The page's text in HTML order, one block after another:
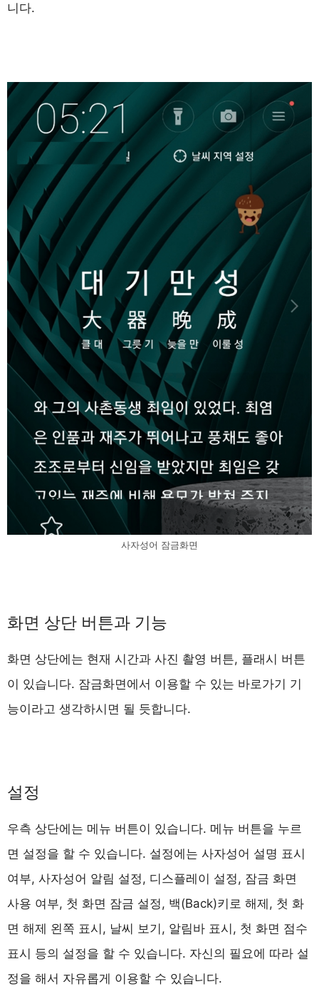
니다.
사자성어 잠금화면
화면 상단 버튼과 기능
화면 상단에는 현재 시간과 사진 촬영 버튼, 플래시 버튼
이 있습니다. 잠금화면에서 이용할 수 있는 바로가기 기
능이라고 생각하시면 될 듯합니다.
설정
우측 상단에는 메뉴 버튼이 있습니다. 메뉴 버튼을 누르
면 설정을 할 수 있습니다. 설정에는 사자성어 설명 표시
여부, 사자성어 알림 설정, 디스플레이 설정, 잠금 화면
사용 여부, 첫 화면 잠금 설정, 백(Back)키로 해제, 첫 화
면 해제 왼쪽 표시, 날씨 보기, 알림바 표시, 첫 화면 점수
표시 등의 설정을 할 수 있습니다. 자신의 필요에 따라 설
정을 해서 자유롭게 이용할 수 있습니다.